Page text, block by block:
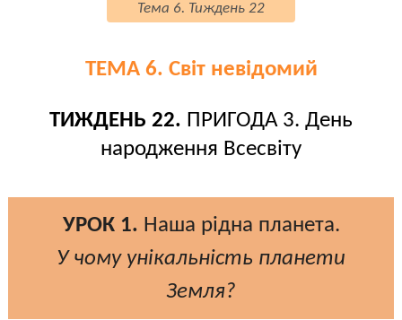
Тема 6. Тиждень 22
ТЕМА 6. Світ невідомий
ТИЖДЕНЬ 22. ПРИГОДА 3. День
народження Всесвіту
УРОК 1. Наша рідна планета.
У чому унікальність планети
Земля?